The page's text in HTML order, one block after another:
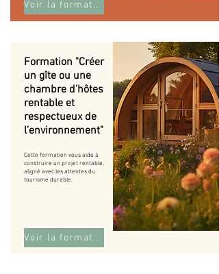
Voir la formation
Formation "Créer
un gîte ou une
chambre d'hôtes
rentable et
respectueux de
l’environnement"
Cette formation vous aide à
construire un projet rentable,
aligné avec les attentes du
tourisme durable.
Voir la formation